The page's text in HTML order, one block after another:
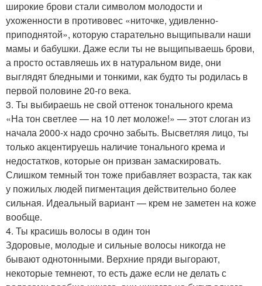
широкие брови стали символом молодости и
ухоженности в противовес «ниточке, удивленно-
приподнятой», которую старательно выщипывали наши
мамы и бабушки. Даже если ты не выщипываешь брови,
а просто оставляешь их в натуральном виде, они
выглядят бледными и тонкими, как будто ты родилась в
первой половине 20-го века.
3. Ты выбираешь не свой оттенок тонального крема
«На тон светлее — на 10 лет моложе!» — этот слоган из
начала 2000-х надо срочно забыть. Высветляя лицо, ты
только акцентируешь наличие тонального крема и
недостатков, которые он призван замаскировать.
Слишком темный тон тоже прибавляет возраста, так как
у пожилых людей пигментация действительно более
сильная. Идеальный вариант — крем не заметен на коже
вообще.
4. Ты красишь волосы в один тон
Здоровые, молодые и сильные волосы никогда не
бывают однотонными. Верхние пряди выгорают,
некоторые темнеют, то есть даже если не делать с